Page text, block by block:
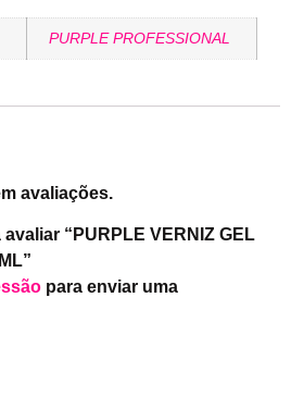
PURPLE PROFESSIONAL
avaliações.
“PURPLE VERNIZ GEL
para enviar uma